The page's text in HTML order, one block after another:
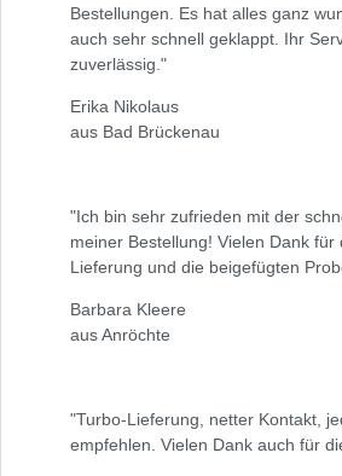
Bestellungen. Es hat alles ganz
auch sehr schnell geklappt. Ihr
zuverlässig."
Erika Nikolaus
aus Bad Brückenau
"Ich bin sehr zufrieden mit der
meiner Bestellung! Vielen Dank für
Lieferung und die beigefügten
Barbara Kleere
aus Anröchte
"Turbo-Lieferung, netter Kontakt,
empfehlen. Vielen Dank auch für